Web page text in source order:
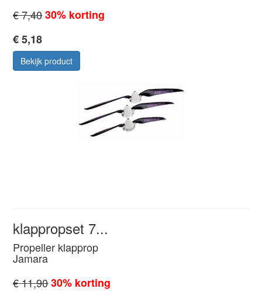
€ 7,4030% korting
€ 5,18
Bekijk product
klappropset 7...
Propeller klapprop
Jamara
€ 11,9030% korting